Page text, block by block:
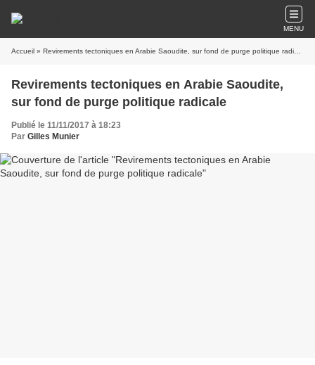
MENU
Accueil » Revirements tectoniques en Arabie Saoudite, sur fond de purge politique radicale
Revirements tectoniques en Arabie Saoudite,
sur fond de purge politique radicale
Publié le 11/11/2017 à 18:23
Par Gilles Munier